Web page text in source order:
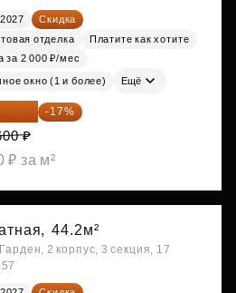
Скидка
отделка
Платите как хотите
за 2 000 ₽/мес
окно (1 и более) Ещё
788 ₽ -17%
₽
₽ за м²
44.2м²
2 корпус, 3 секция, 17